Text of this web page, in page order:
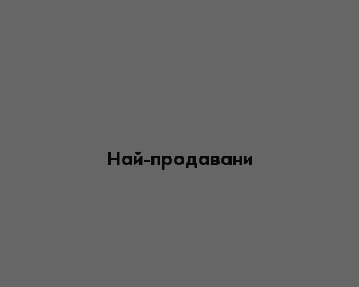
Най-продавани